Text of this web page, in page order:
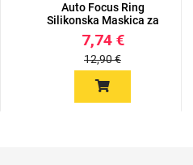
Auto Focus Ring
Silikonska Maskica za
iPhone X...
7,74 €
12,90 €